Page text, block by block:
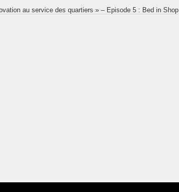
au service des quartiers » – Episode 5 : Bed in Shop